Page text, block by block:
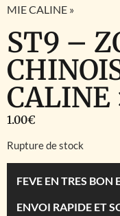
MIE CALINE »
ST9 –
CALINE
1.00€
Rupture de stock
FEVE EN TRES BON
ENVOI RAPIDE ET